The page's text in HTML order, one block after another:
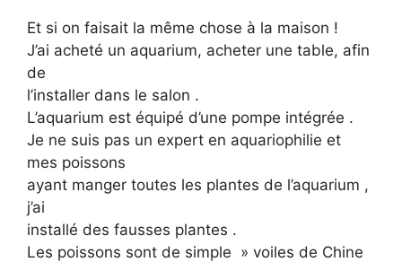
Et si on faisait la même chose à la maison !
J’ai acheté un aquarium, acheter une table, afin
de
l’installer dans le salon .
L’aquarium est équipé d’une pompe intégrée .
Je ne suis pas un expert en aquariophilie et
mes poissons
ayant manger toutes les plantes de l’aquarium ,
j’ai
installé des fausses plantes .
Les poissons sont de simple » voiles de Chine